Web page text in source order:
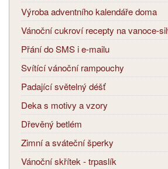
Výroba adventního kalendáře doma
Vánoční cukroví recepty na vanoce-
Přání do SMS i e-mailu
Svítící vánoční rampouchy
Padající světelný déšť
Deka s motivy a vzory
Dřevěný betlém
Zimní a sváteční šperky
Vánoční skřítek - trpaslík